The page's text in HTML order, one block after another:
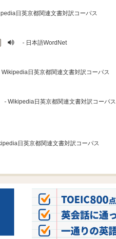
日英京都関連文書対訳コーパス
- 日本語WordNet
日英京都関連文書対訳コーパス
- Wikipedia日英京都関連文書対訳コーパス
日英京都関連文書対訳コーパス